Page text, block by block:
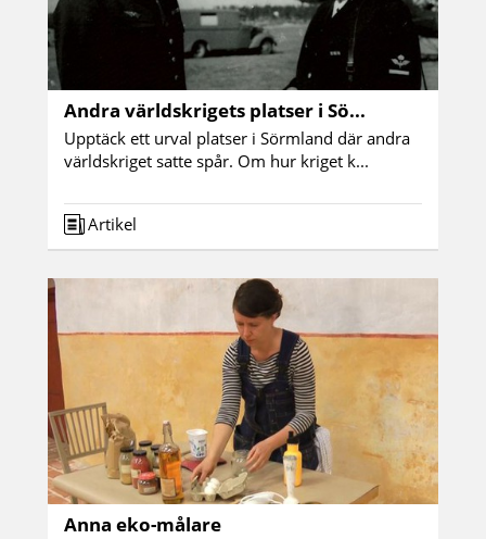
Andra världskrigets platser i Sö...
Upptäck ett urval platser i Sörmland där andra
världskriget satte spår. Om hur kriget k...
Artikel
Anna eko-målare